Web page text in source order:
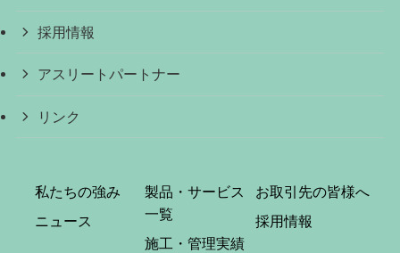
採用情報
アスリートパートナー
リンク
私たちの強み
ニュース
製品・サービス
一覧
施工・管理実績
お取引先の皆様へ
採用情報